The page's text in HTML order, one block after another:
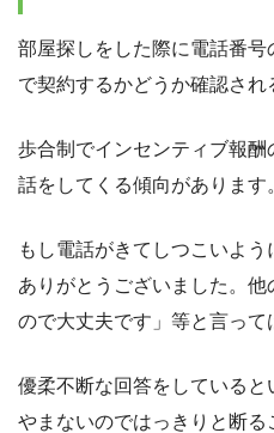
部屋探しをした際に電話番
で契約するかどうか確認され
歩合制でインセンティブ報
話をしてくる傾向があります
もし電話がきてしつこいよ
ありがとうございました。
ので大丈夫です」等と言って
優柔不断な回答をしていると
やまないのではっきりと断る